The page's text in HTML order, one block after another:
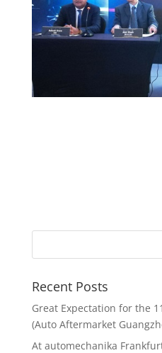
Recent Posts
Great Expectation for the
(Auto Aftermarket
At automechanika